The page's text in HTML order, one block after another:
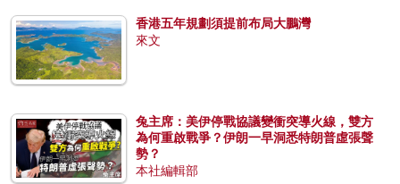
香港五年規劃須提前布局大鵬灣
來文
兔主席：美伊停戰協議變衝突導火線，雙方
為何重啟戰爭？伊朗一早洞悉特朗普虛張聲
勢？
本社編輯部